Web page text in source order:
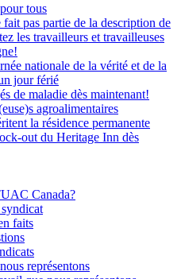
tous
pas partie de la description de
les travailleurs et travailleuses
nationale de la vérité et de la
jour férié
de maladie dès maintenant!
agroalimentaires
la résidence permanente
out du Heritage Inn dès
Canada?
faits
représentons